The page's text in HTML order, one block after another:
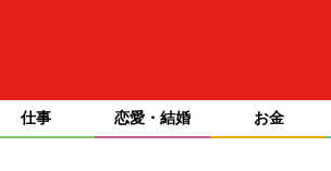
仕事 恋愛・結婚 お金